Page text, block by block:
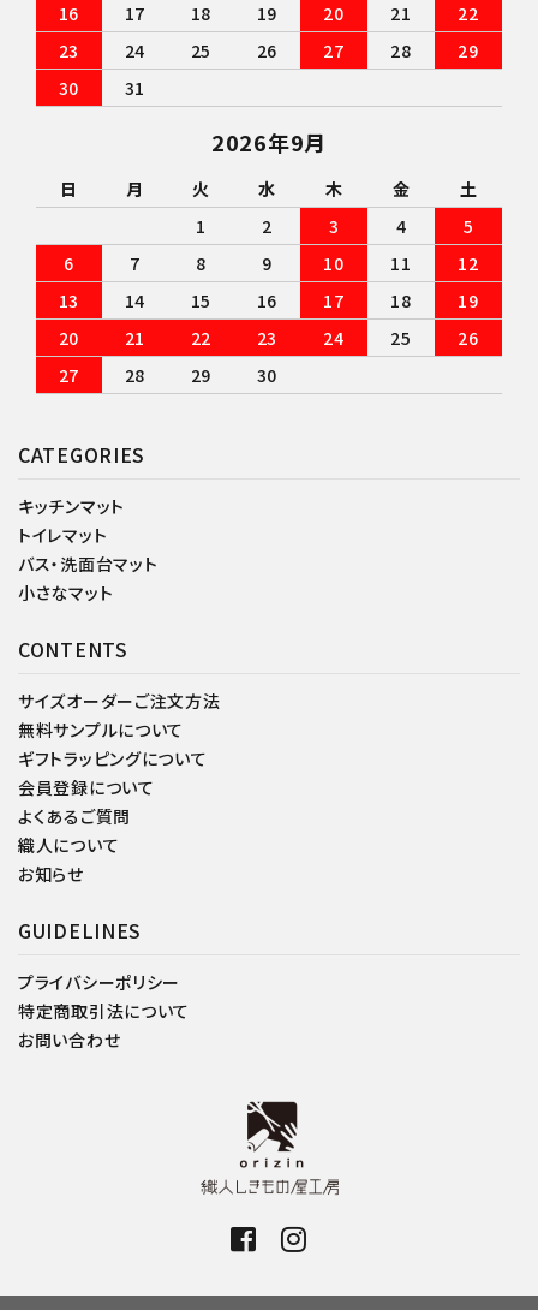
CATEGORIES
キッチンマット
トイレマット
バス・洗面台マット
小さなマット
CONTENTS
サイズオーダーご注文方法
無料サンプルについて
ギフトラッピングについて
会員登録について
よくあるご質問
織人について
お知らせ
GUIDELINES
プライバシーポリシー
特定商取引法について
お問い合わせ
16
17 18 19 20 21
22
23
24 25 26 27 28
29
30
31
2026年9月
日 月 火 水 木 金
土
1
2 3 4
5
6
7 8 9 10 11
12
13
14 15 16 17 18
19
20
21 22 23 24 25
26
27
28 29 30